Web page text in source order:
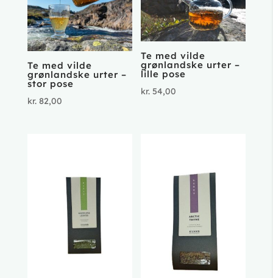
Te med vilde
grønlandske urter –
stor pose
kr.82,00
Te med vilde
grønlandske urter –
lille pose
kr. 54,00